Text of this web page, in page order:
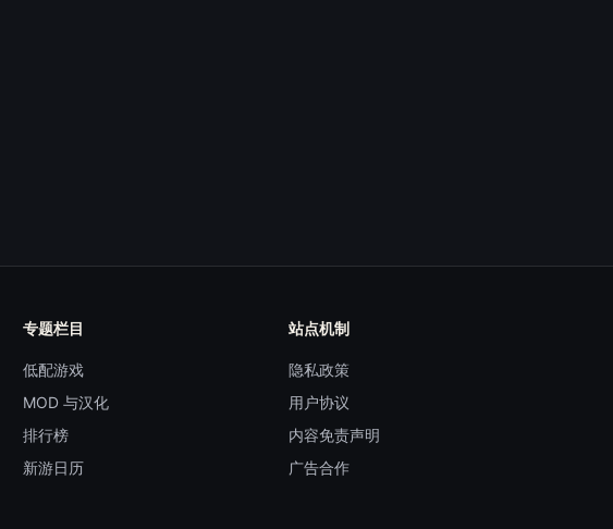
专题栏目
低配游戏
MOD 与汉化
排行榜
新游日历
站点机制
隐私政策
用户协议
内容免责声明
广告合作